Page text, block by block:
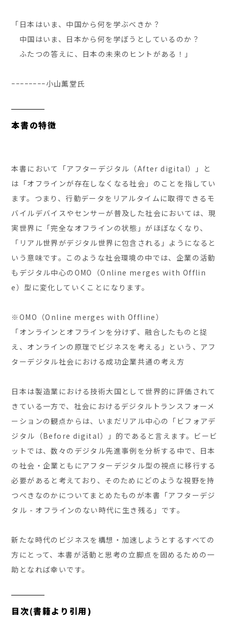
「日本はいま、中国から何を学ぶべきか？
中国はいま、日本から何を学ぼうとしているのか？
ふたつの答えに、日本の未来のヒントがある！」
ｰｰｰｰｰｰｰｰ小山薫堂氏
本書の特徴
本書において「アフターデジタル（After digital）」と
は「オフラインが存在しなくなる社会」のことを指してい
ます。つまり、行動データをリアルタイムに取得できるモ
バイルデバイスやセンサーが普及した社会においては、現
実世界に「完全なオフラインの状態」がほぼなくなり、
「リアル世界がデジタル世界に包含される」ようになると
いう意味です。このような社会環境の中では、企業の活動
もデジタル中心のOMO（Online merges with Offlin
e）型に変化していくことになります。
※OMO（Online merges with Offline）
「オンラインとオフラインを分けず、融合したものと捉
え、オンラインの原理でビジネスを考える」という、アフ
ターデジタル社会における成功企業共通の考え方
日本は製造業における技術大国として世界的に評価されて
きている一方で、社会におけるデジタルトランスフォーメ
ーションの観点からは、いまだリアル中心の「ビフォアデ
ジタル（Before digital）」的であると言えます。ビービ
ットでは、数々のデジタル先進事例を分析する中で、日本
の社会・企業ともにアフターデジタル型の視点に移行する
必要があると考えており、そのためにどのような視野を持
つべきなのかについてまとめたものが本書「アフターデジ
タル - オフラインのない時代に生き残る」です。
新たな時代のビジネスを構想・加速しようとするすべての
方にとって、本書が活動と思考の立脚点を固めるための一
助となれば幸いです。
目次(書籍より引用)